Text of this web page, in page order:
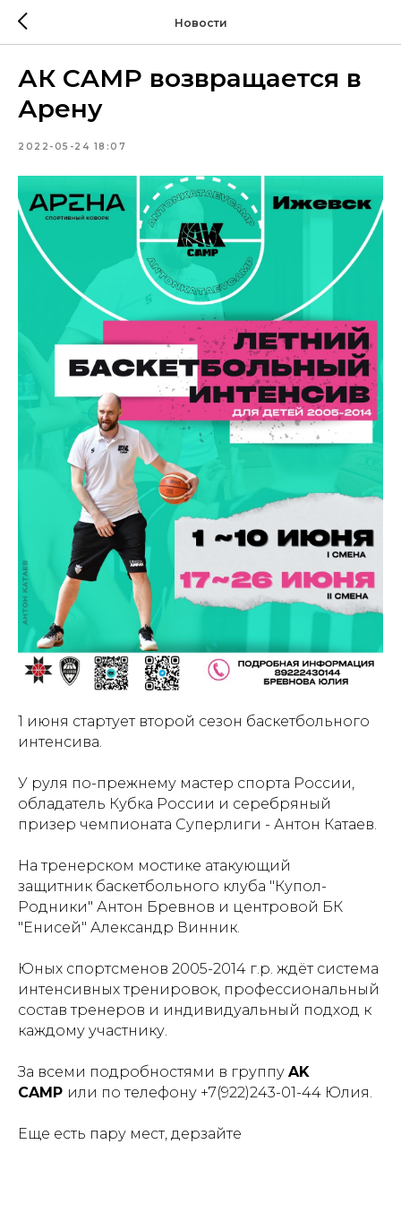
Новости
АК CAMP возвращается в
Арену
2022-05-24 18:07
1 июня стартует второй сезон баскетбольного
интенсива.
У руля по-прежнему мастер спорта России,
обладатель Кубка России и серебряный
призер чемпионата Суперлиги - Антон Катаев.
На тренерском мостике атакующий
защитник баскетбольного клуба "Купол-
Родники" Антон Бревнов и центровой БК
"Енисей" Александр Винник.
Юных спортсменов 2005-2014 г.р. ждёт система
интенсивных тренировок, профессиональный
состав тренеров и индивидуальный подход к
каждому участнику.
За всеми подробностями в группу AK
CAMP или по телефону +7(922)243-01-44 Юлия.
Еще есть пару мест, дерзайте